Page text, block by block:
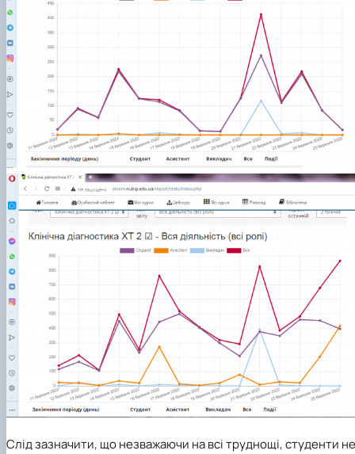
Слід зазначити, що незважаючи на всі труднощі, студенти не